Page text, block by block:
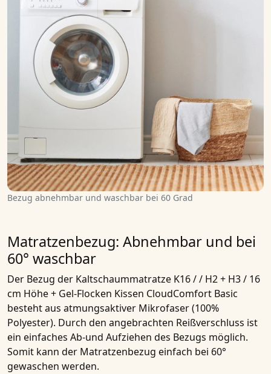
Bezug abnehmbar und waschbar bei 60 Grad
Matratzenbezug: Abnehmbar und bei
60° waschbar
Der Bezug der Kaltschaummatratze K16 / / H2 + H3 / 16
cm Höhe + Gel-Flocken Kissen CloudComfort Basic
besteht aus atmungsaktiver Mikrofaser(100%
Polyester). Durch den angebrachten Reißverschluss ist
ein einfaches Ab-und Aufziehen des Bezugs möglich.
Somit kann der Matratzenbezug einfach bei 60°
gewaschen werden.